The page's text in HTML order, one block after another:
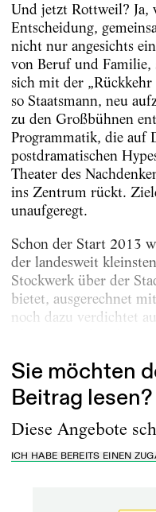
Und jetzt Rottweil? Ja,
Entscheidung,
nicht nur angesichts
von Beruf und Familie,
sich mit der „Rückkehr
so Staatsmann, neu
zu den Großbühnen
Programmatik, die auf
postdramatischen
Theater des
ins Zentrum rückt.
unaufgeregt.
Schon der Start 2013
der landesweit
Stockwerk über der
bietet, ausgerechnet
noch dazu verdichtet
Sie möchten
Beitrag lesen?
Diese Angebote
ICH HABE BEREITS EINEN